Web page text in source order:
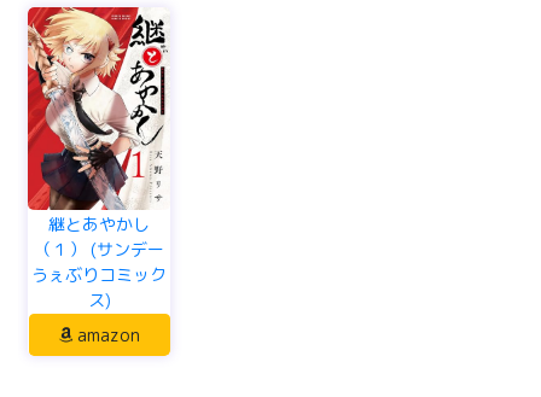
継とあやかし
（１） (サンデー
うぇぶりコミック
ス)
amazon